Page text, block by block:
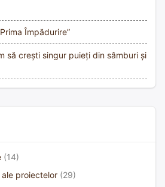
Împădurire”
să crești singur puieți din sâmburi și
(14)
proiectelor (29)